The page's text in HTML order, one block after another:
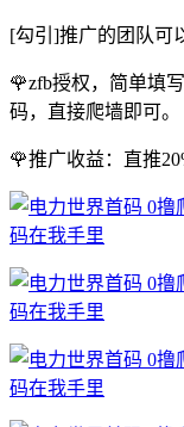
[勾引]推广的团队可
🌹zfb授权，简单填
码，直接爬墙即可。
🌹推广收益：直推